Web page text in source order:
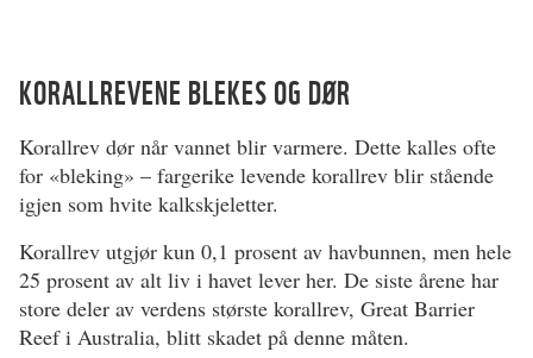
KORALLREVENE BLEKES OG DØR
Korallrev dør når vannet blir varmere. Dette kalles ofte
for «bleking» – fargerike levende korallrev blir stående
igjen som hvite kalkskjeletter.
Korallrev utgjør kun 0,1 prosent av havbunnen, men hele
25 prosent av alt liv i havet lever her. De siste årene har
store deler av verdens største korallrev, Great Barrier
Reef i Australia, blitt skadet på denne måten.